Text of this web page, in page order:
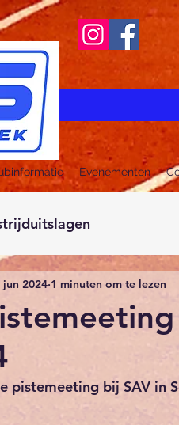
Evenementen
jun 2024 1 minuten om te lezen
pistemeeting bij SAV in